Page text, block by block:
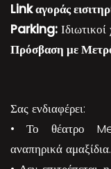
Link αγοράς
Parking:
Πρόσβαση με
Σας ενδιαφέρει:
• Το θέατρο
αναπηρικά αμαξίδια.